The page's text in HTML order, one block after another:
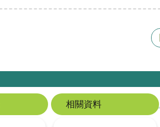
相關資料